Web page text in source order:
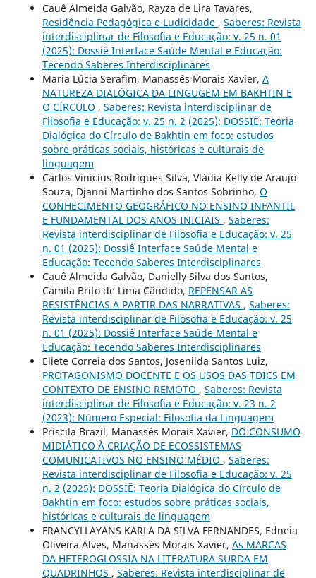
Cauê Almeida Galvão, Rayza de Lira Tavares,
Residência Pedagógica e Ludicidade , Saberes: Revista
interdisciplinar de Filosofia e Educação: v. 25 n. 01
(2025): Dossiê Interface Saúde Mental e Educação:
Tecendo Saberes Interdisciplinares
Maria Lúcia Serafim, Manassés Morais Xavier, A
NATUREZA DIALÓGICA DA LINGUGEM EM BAKHTIN E
O CÍRCULO , Saberes: Revista interdisciplinar de
Filosofia e Educação: v. 25 n. 2 (2025): DOSSIÊ: Teoria
Dialógica do Círculo de Bakhtin em foco: estudos
sobre práticas sociais, históricas e culturais de
linguagem
Carlos Vinicius Rodrigues Silva, Vládia Kelly de Araujo
Souza, Djanni Martinho dos Santos Sobrinho, O
CONHECIMENTO GEOGRÁFICO NO ENSINO INFANTIL
E FUNDAMENTAL DOS ANOS INICIAIS , Saberes:
Revista interdisciplinar de Filosofia e Educação: v. 25
n. 01 (2025): Dossiê Interface Saúde Mental e
Educação: Tecendo Saberes Interdisciplinares
Cauê Almeida Galvão, Danielly Silva dos Santos,
Camila Brito de Lima Cândido, REPENSAR AS
RESISTÊNCIAS A PARTIR DAS NARRATIVAS , Saberes:
Revista interdisciplinar de Filosofia e Educação: v. 25
n. 01 (2025): Dossiê Interface Saúde Mental e
Educação: Tecendo Saberes Interdisciplinares
Eliete Correia dos Santos, Josenilda Santos Luiz,
PROTAGONISMO DOCENTE E OS USOS DAS TDICS EM
CONTEXTO DE ENSINO REMOTO , Saberes: Revista
interdisciplinar de Filosofia e Educação: v. 23 n. 2
(2023): Número Especial: Filosofia da Linguagem
Priscila Brazil, Manassés Morais Xavier, DO CONSUMO
MIDIÁTICO À CRIAÇÃO DE ECOSSISTEMAS
COMUNICATIVOS NO ENSINO MÉDIO , Saberes:
Revista interdisciplinar de Filosofia e Educação: v. 25
n. 2 (2025): DOSSIÊ: Teoria Dialógica do Círculo de
Bakhtin em foco: estudos sobre práticas sociais,
históricas e culturais de linguagem
FRANCYLLAYANS KARLA DA SILVA FERNANDES, Edneia
Oliveira Alves, Manassés Morais Xavier, As MARCAS
DA HETEROGLOSSIA NA LITERATURA SURDA EM
QUADRINHOS , Saberes: Revista interdisciplinar de